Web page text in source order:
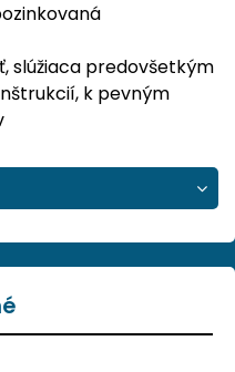
slúžiaca predovšetkým
k pevným